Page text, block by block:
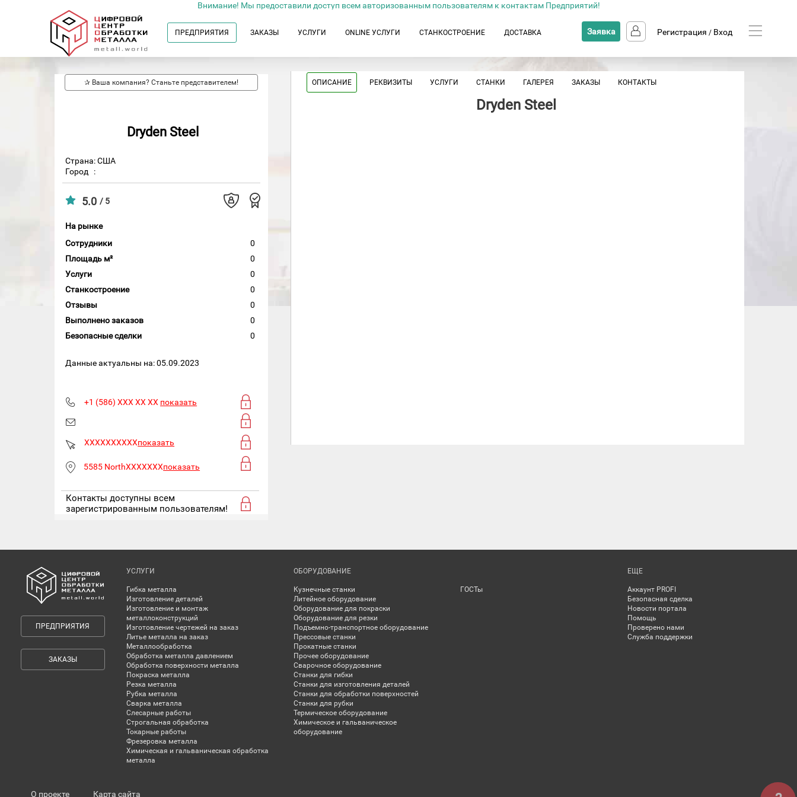
Внимание! Мы предоставили доступ всем авторизованным пользователям к контактам Предприятий!
ПРЕДПРИЯТИЯ ЗАКАЗЫ УСЛУГИ ONLINE УСЛУГИ СТАНКОСТРОЕНИЕ ДОСТАВКА Заявка Регистрация / Вход
✰ Ваша компания? Станьте представителем!
Dryden Steel
Страна: США
Город
:
5.0 / 5
На рынке
Сотрудники
0
Площадь м²
0
Услуги
0
Станкостроение
0
Отзывы
0
Выполнено заказов
0
Безопасные сделки
0
Данные актуальны на: 05.09.2023
+1 (586) XXX XX XX показать
XXXXXXXXXXпоказать
5585 NorthXXXXXXXпоказать
Контакты доступны всем
зарегистрированным пользователям!
ОПИСАНИЕ РЕКВИЗИТЫ УСЛУГИ СТАНКИ ГАЛЕРЕЯ ЗАКАЗЫ КОНТАКТЫ
Dryden Steel
ПРЕДПРИЯТИЯ
ЗАКАЗЫ
УСЛУГИ
Гибка металла
Изготовление деталей
Изготовление и монтаж
металлоконструкций
Изготовление чертежей на заказ
Литье металла на заказ
Металлообработка
Обработка металла давлением
Обработка поверхности металла
Покраска металла
Резка металла
Рубка металла
Сварка металла
Слесарные работы
Строгальная обработка
Токарные работы
Фрезеровка металла
Химическая и гальваническая обработка
металла
ОБОРУДОВАНИЕ
Кузнечные станки
Литейное оборудование
Оборудование для покраски
Оборудование для резки
Подъемно-транспортное оборудование
Прессовые станки
Прокатные станки
Прочее оборудование
Сварочное оборудование
Станки для гибки
Станки для изготовления деталей
Станки для обработки поверхностей
Станки для рубки
Термическое оборудование
Химическое и гальваническое
оборудование
ГОСТы
ЕЩЕ
Аккаунт PROFI
Безопасная сделка
Новости портала
Помощь
Проверено нами
Служба поддержки
О проекте Карта сайта